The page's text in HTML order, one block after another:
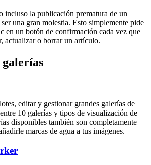
incluso la publicación prematura de un
una gran molestia. Esto simplemente pide
en un botón de confirmación cada vez que
actualizar o borrar un artículo.
editar y gestionar grandes galerías de
10 galerías y tipos de visualización de
disponibles también son completamente
marcas de agua a tus imágenes.